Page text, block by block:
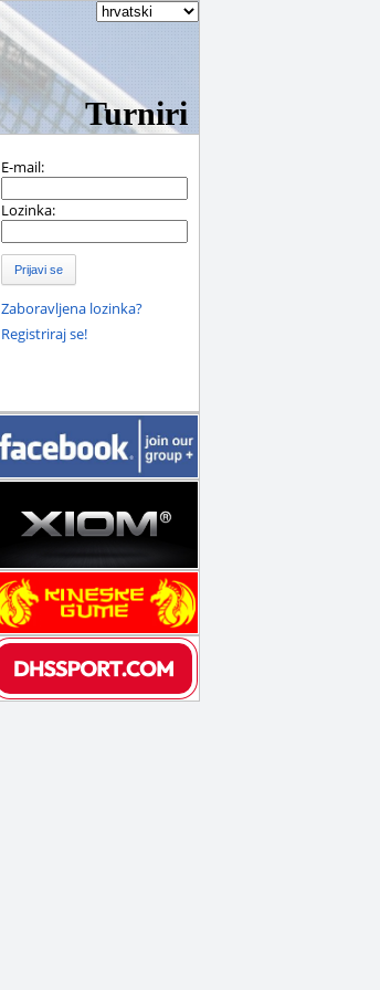
Turniri
E-mail:
Lozinka:
Prijavi se
Zaboravljena lozinka?
Registriraj se!